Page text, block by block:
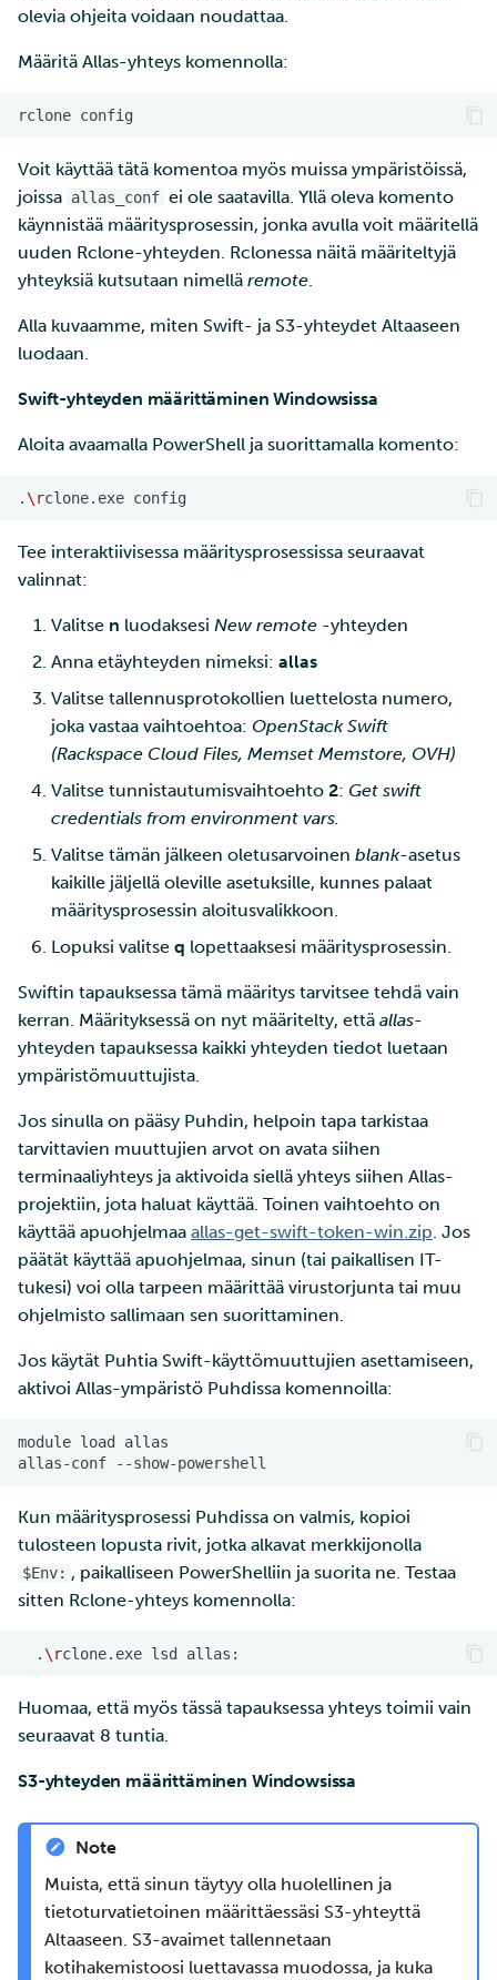
olevia ohjeita voidaan noudattaa.
Määritä Allas-yhteys komennolla:
rclone
Voit käyttää tätä komentoa myös muissa ympäristöissä,
joissa allas_conf ei ole saatavilla. Yllä oleva komento
käynnistää määritysprosessin, jonka avulla voit määritellä
uuden Rclone-yhteyden. Rclonessa näitä määriteltyjä
yhteyksiä kutsutaan nimellä remote.
Alla kuvaamme, miten Swift- ja S3-yhteydet Altaaseen
luodaan.
Swift-yhteyden määrittäminen Windowsissa
Aloita avaamalla PowerShell ja suorittamalla komento:
.\rclone.exe
Tee interaktiivisessa määritysprosessissa seuraavat
valinnat:
Valitse n luodaksesi New remote -yhteyden
Anna etäyhteyden nimeksi: allas
Valitse tallennusprotokollien luettelosta numero,
joka vastaa vaihtoehtoa: OpenStack Swift
(Rackspace Cloud Files, Memset Memstore, OVH)
Valitse tunnistautumisvaihtoehto 2: Get swift
credentials from environment vars.
Valitse tämän jälkeen oletusarvoinen blank-asetus
kaikille jäljellä oleville asetuksille, kunnes palaat
määritysprosessin aloitusvalikkoon.
Lopuksi valitse q lopettaaksesi määritysprosessin.
Swiftin tapauksessa tämä määritys tarvitsee tehdä vain
kerran. Määrityksessä on nyt määritelty, että allas-
yhteyden tapauksessa kaikki yhteyden tiedot luetaan
ympäristömuuttujista.
Jos sinulla on pääsy Puhdin, helpoin tapa tarkistaa
tarvittavien muuttujien arvot on avata siihen
terminaaliyhteys ja aktivoida siellä yhteys siihen Allas-
projektiin, jota haluat käyttää. Toinen vaihtoehto on
käyttää apuohjelmaa allas-get-swift-token-win.zip. Jos
päätät käyttää apuohjelmaa, sinun (tai paikallisen IT-
tukesi) voi olla tarpeen määrittää virustorjunta tai muu
ohjelmisto sallimaan sen suorittaminen.
Jos käytät Puhtia Swift-käyttömuuttujien asettamiseen,
aktivoi Allas-ympäristö Puhdissa komennoilla:
module load
allas-conf
Kun määritysprosessi Puhdissa on valmis, kopioi
tulosteen lopusta rivit, jotka alkavat merkkijonolla
$Env: , paikalliseen PowerShelliin ja suorita ne. Testaa
sitten Rclone-yhteys komennolla:
.\rclone.exe lsd
Huomaa, että myös tässä tapauksessa yhteys toimii vain
seuraavat 8 tuntia.
S3-yhteyden määrittäminen Windowsissa
Note
Muista, että sinun täytyy olla huolellinen ja
tietoturvatietoinen määrittäessäsi S3-yhteyttä
Altaaseen. S3-avaimet tallennetaan
kotihakemistoosi luettavassa muodossa, ja kuka